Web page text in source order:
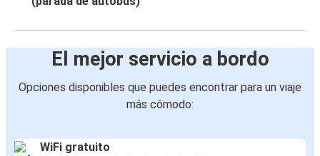
El mejor servicio a bordo
Opciones disponibles que puedes encontrar para un viaje
más cómodo:
WiFi gratuito